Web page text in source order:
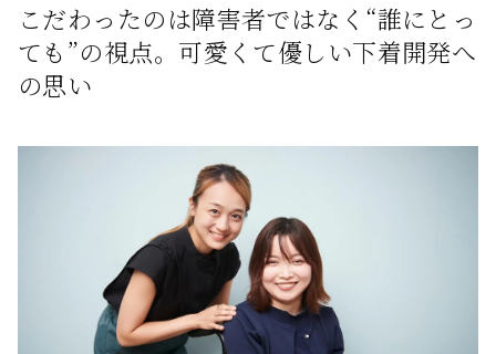
こだわったのは障害者ではなく“誰にとっ
ても”の視点。可愛くて優しい下着開発へ
の思い